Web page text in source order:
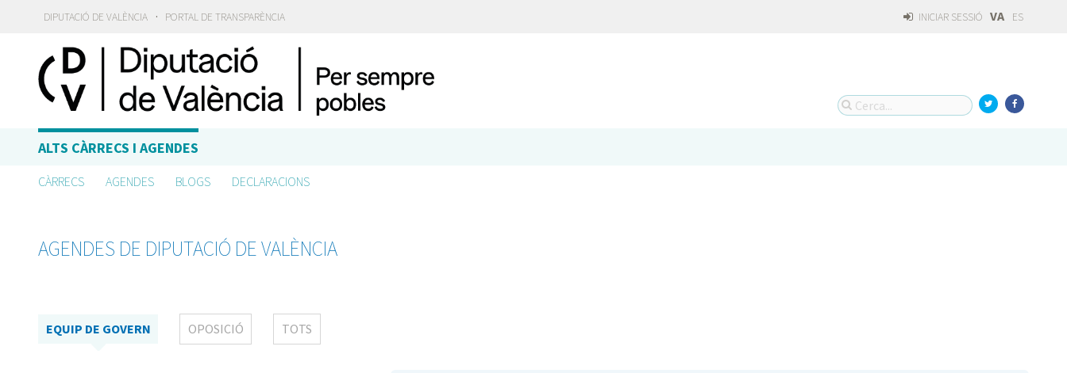
DIPUTACIÓ DE VALÈNCIA · PORTAL DE TRANSPARÈNCIA INICIAR SESSIÓ VA ES
ALTS CÀRRECS I AGENDES
CÀRRECS AGENDES BLOGS DECLARACIONS
AGENDES DE DIPUTACIÓ DE VALÈNCIA
EQUIP DE GOVERN OPOSICIÓ TOTS